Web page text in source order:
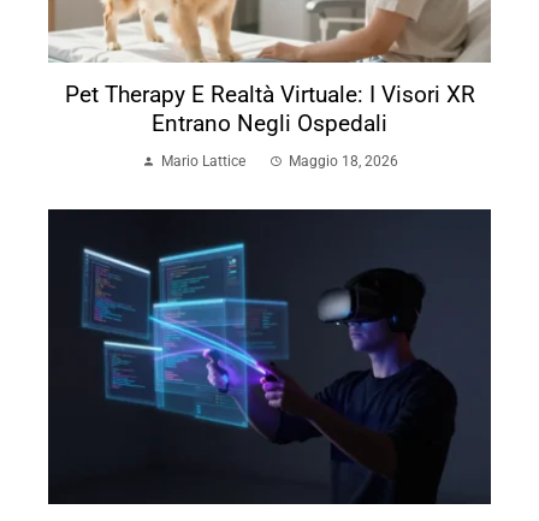
Pet Therapy E Realtà Virtuale: I Visori XR
Entrano Negli Ospedali
Mario Lattice Maggio 18, 2026